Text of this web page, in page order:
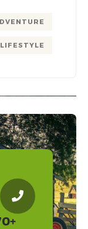
LIFESTYLE
+970 2 2418999